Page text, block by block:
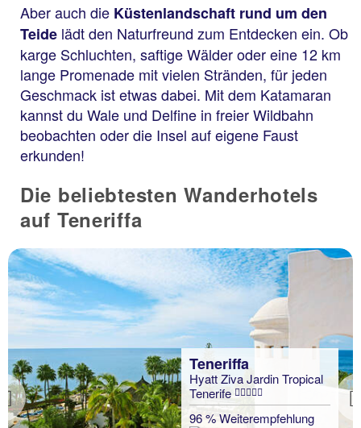
Aber auch die Küstenlandschaft rund um den
Teide lädt den Naturfreund zum Entdecken ein. Ob
karge Schluchten, saftige Wälder oder eine 12 km
lange Promenade mit vielen Stränden, für jeden
Geschmack ist etwas dabei. Mit dem Katamaran
kannst du Wale und Delfine in freier Wildbahn
beobachten oder die Insel auf eigene Faust
erkunden!
Die beliebtesten Wanderhotels
auf Teneriffa
Previous
Teneriffa
Hyatt Ziva Jardin Tropical
Tenerife
96 % Weiterempfehlung